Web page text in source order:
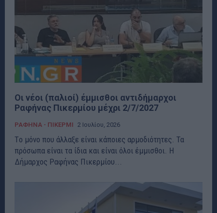
Οι νέοι (παλιοί) έμμισθοι αντιδήμαρχοι
Ραφήνας Πικερμίου μέχρι 2/7/2027
ΡΑΦΗΝΑ - ΠΙΚΕΡΜΙ 2 Ιουλίου, 2026
Tο μόνο που άλλαξε είναι κάποιες αρμοδιότητες. Τα
πρόσωπα είναι τα ίδια και είναι όλοι έμμισθοι. Η
Δήμαρχος Ραφήνας Πικερμίου...